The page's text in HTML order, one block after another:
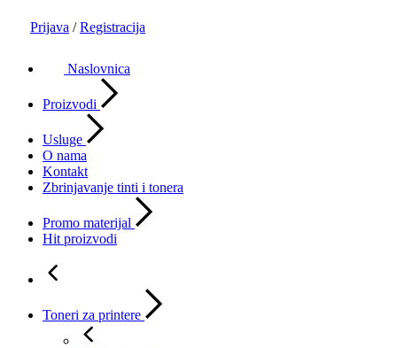
Prijava / Registracija
Naslovnica
Proizvodi
Usluge
O nama
Kontakt
Zbrinjavanje tinti i tonera
Promo materijal
Hit proizvodi
Toneri za printere